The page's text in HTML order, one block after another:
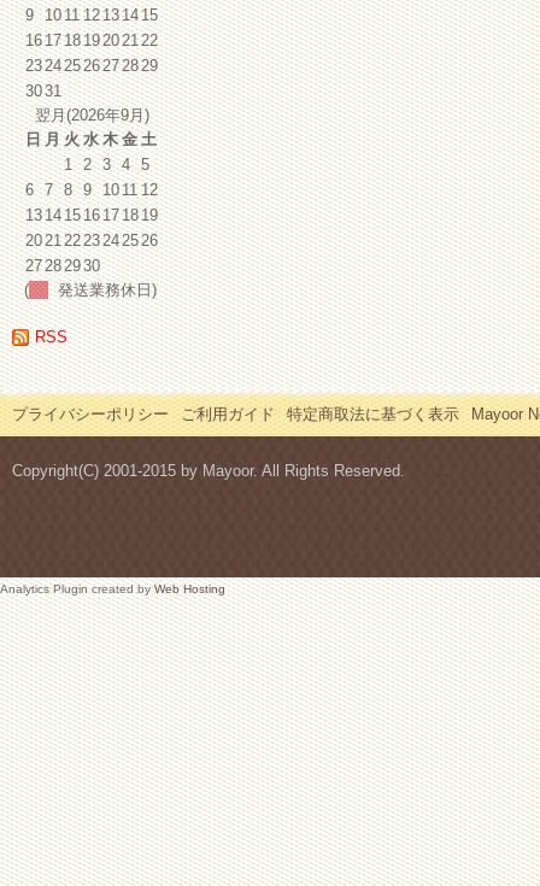
9 1011 12131415
16171819202122
23242526272829
3031
翌月(2026年9月)
日 月 火 水 木 金 土
1 2 3 4 5
6 7 8 9 1011 12
13141516171819
20212223242526
27282930
(
発送業務休日)
RSS
プライバシーポリシー ご利用ガイド 特定商取法に基づく表示 Mayoor
Copyright(C) 2001-2015 by Mayoor. All Rights Reserved.
Analytics Plugin created byWeb Hosting